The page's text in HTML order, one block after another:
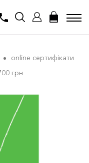
online сертифікати
грн